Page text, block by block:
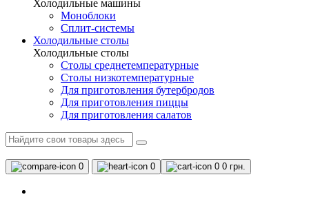
Холодильные машины
Моноблоки
Сплит-системы
Холодильные столы
Холодильные столы
Столы среднетемпературные
Столы низкотемпературные
Для приготовления бутербродов
Для приготовления пиццы
Для приготовления салатов
0 0 0 0 грн.